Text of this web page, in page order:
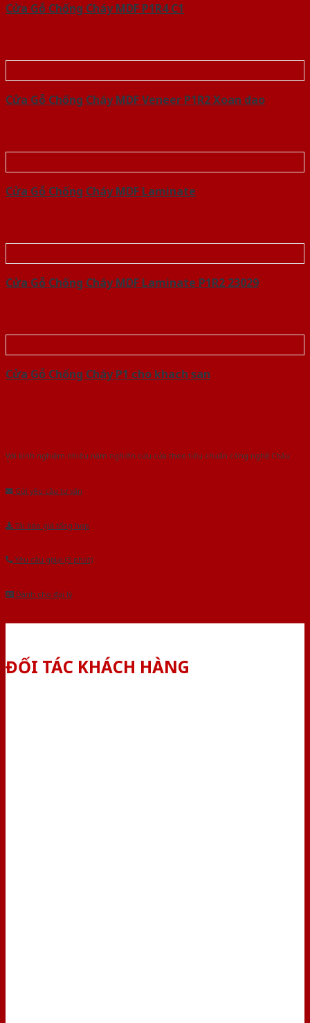
Cửa Gỗ Chống Cháy MDF P1R4 C1
Cửa Gỗ Chống Cháy MDF Veneer P1R2 Xoan dao
Cửa Gỗ Chống Cháy MDF Laminate
Cửa Gỗ Chống Cháy MDF Laminate P1R2 23029
Cửa Gỗ Chống Cháy P1 cho khach san
Với kinh nghiệm nhiêu năm nghiên cứu cửa theo tiêu chuẩn công nghệ Châu
Âu.Chúng tôi tự tin là nhà sản xuất & cung cấp hàng đầu tại Việt Nam!
Gửi yêu cầu tư vấn
Tải báo giá tổng hợp
Yêu cầu gọi lại (3 phút)
Dành cho đại lý
ĐỐI TÁC KHÁCH HÀNG